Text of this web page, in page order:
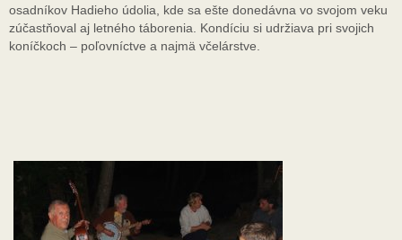
osadníkov Hadieho údolia, kde sa ešte donedávna vo svojom veku
zúčastňoval aj letného táborenia. Kondíciu si udržiava pri svojich
koníčkoch – poľovníctve a najmä včelárstve.